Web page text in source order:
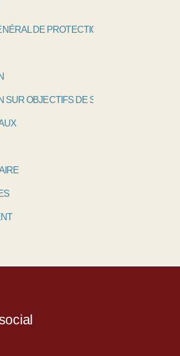
DE PROTECTION DES DONNÉES,
SUR OBJECTIFS DE SANTÉ PUBLIQUE,